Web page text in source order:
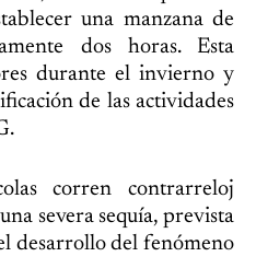
una manzana de
dos horas. Esta
durante el invierno y
de las actividades
corren contrarreloj
severa sequía, prevista
desarrollo del fenómeno